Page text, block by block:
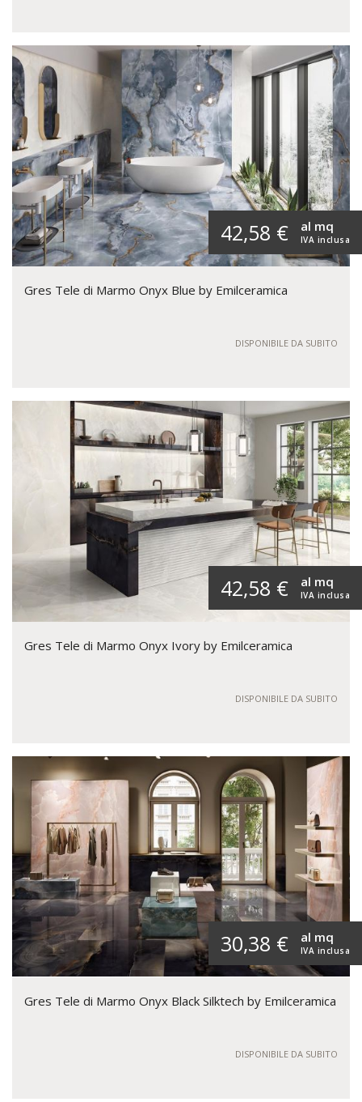
42,58 € IVA inclusa
al mq
Gres Tele di Marmo Onyx Blue by Emilceramica
DISPONIBILE DA SUBITO
42,58 € IVA inclusa
al mq
Gres Tele di Marmo Onyx Ivory by Emilceramica
DISPONIBILE DA SUBITO
30,38 € IVA inclusa
al mq
Gres Tele di Marmo Onyx Black Silktech by Emilceramica
DISPONIBILE DA SUBITO